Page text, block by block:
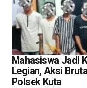
Mahasiswa Jadi
Legian, Aksi
Polsek Kuta